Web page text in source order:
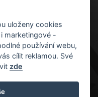
uloženy cookies
marketingové -
používání webu,
cílit reklamou. Své
zde
caffe.cz
22